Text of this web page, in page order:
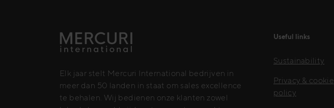
Elk jaar stelt Mercuri International bedrijven in
meer dan 50 landen in staat om sales excellence
te behalen. Wij bedienen onze klanten zowel
Useful links
Sustainability
Privacy & cookie
policy